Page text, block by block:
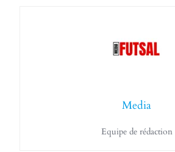
Media
Equipe de rédaction